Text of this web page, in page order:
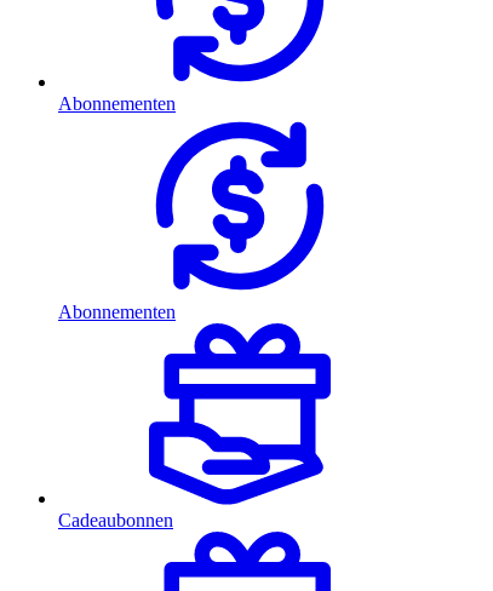
Abonnementen
Abonnementen
Cadeaubonnen